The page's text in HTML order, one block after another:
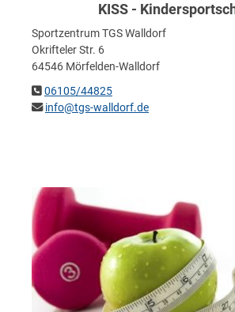
KISS -
Sportzentrum TGS Walldorf
Okrifteler Str. 6
64546 Mörfelden-Walldorf
06105/44825
info@tgs-walldorf.de